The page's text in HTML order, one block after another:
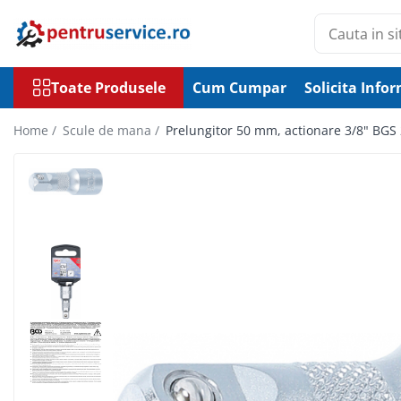
Scule Speciale
Frana, Directie
Tinichigerie, Caroserie
Sistem de racire, incalzire, aer
conditionat
Unelte de Motor si accesorii
Scule Speciale pentru atelier
Schimb Ulei
Toate Produsele Cum Cumpar Solicita
Home / Scule de mana / Prelungitor 50 mm, actionare 3/8" BGS